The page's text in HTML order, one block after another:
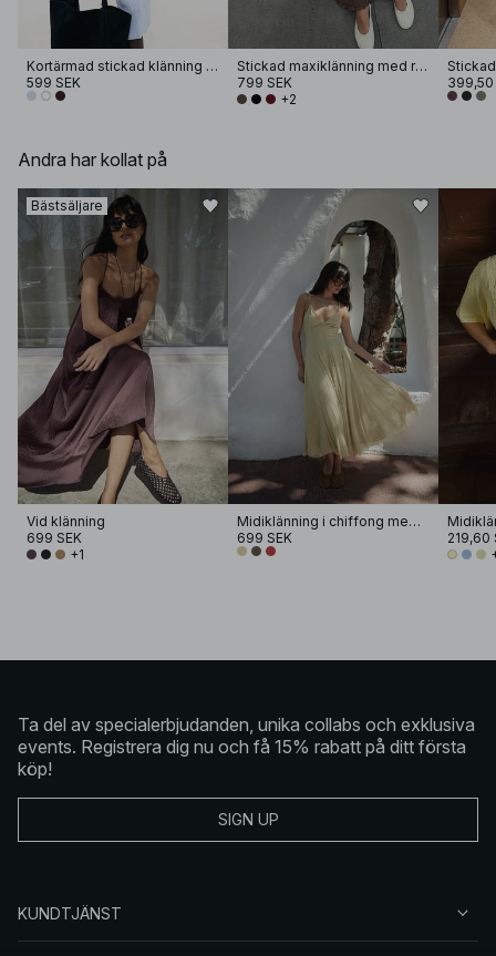
Kortärmad stickad klänning med knappar
599 SEK
Stickad maxiklänning med rund halsringning och volang
799 SEK
+2
399,50
Andra har kollat på
Bästsäljare
Vid klänning
699 SEK
+1
Midiklänning i chiffong med band
699 SEK
219,60
Ta del av specialerbjudanden, unika collabs och exklusiva
events. Registrera dig nu och få 15% rabatt på ditt första
köp!
SIGN UP
KUNDTJÄNST